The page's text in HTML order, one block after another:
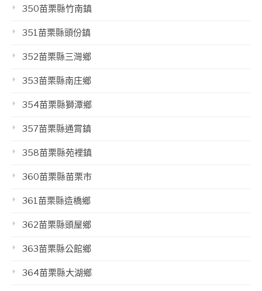
350苗栗縣竹南鎮
351苗栗縣頭份鎮
352苗栗縣三灣鄉
353苗栗縣南庄鄉
354苗栗縣獅潭鄉
357苗栗縣通霄鎮
358苗栗縣苑裡鎮
360苗栗縣苗栗市
361苗栗縣造橋鄉
362苗栗縣頭屋鄉
363苗栗縣公館鄉
364苗栗縣大湖鄉